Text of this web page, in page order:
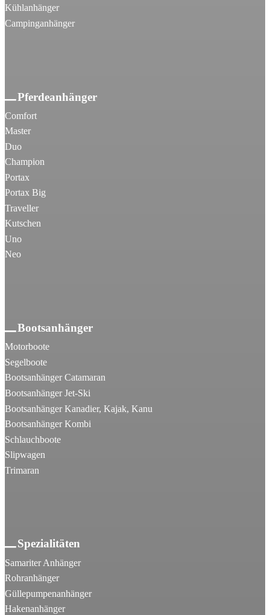
Kühlanhänger
Campinganhänger
Pferdeanhänger
Comfort
Master
Duo
Champion
Portax
Portax Big
Traveller
Kutschen
Uno
Neo
Bootsanhänger
Motorboote
Segelboote
Bootsanhänger Catamaran
Bootsanhänger Jet-Ski
Bootsanhänger Kanadier, Kajak, Kanu
Bootsanhänger Kombi
Schlauchboote
Slipwagen
Trimaran
Spezialitäten
Samariter Anhänger
Rohranhänger
Güllepumpenanhänger
Hakenanhänger